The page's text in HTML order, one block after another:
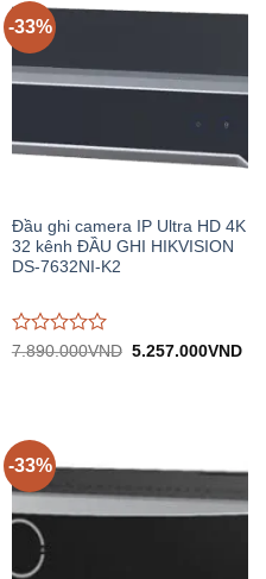
-33%
Đầu ghi camera IP Ultra HD 4K
32 kênh ĐẦU GHI HIKVISION
DS-7632NI-K2
Được
5
7.890.000VND Giá
5.257.000VNDGiá
-33%